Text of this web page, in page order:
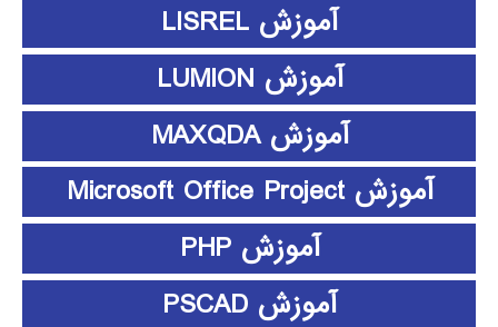
آموزش LISREL
آموزش LUMION
آموزش MAXQDA
آموزش Microsoft Office Project
آموزش PHP
آموزش PSCAD